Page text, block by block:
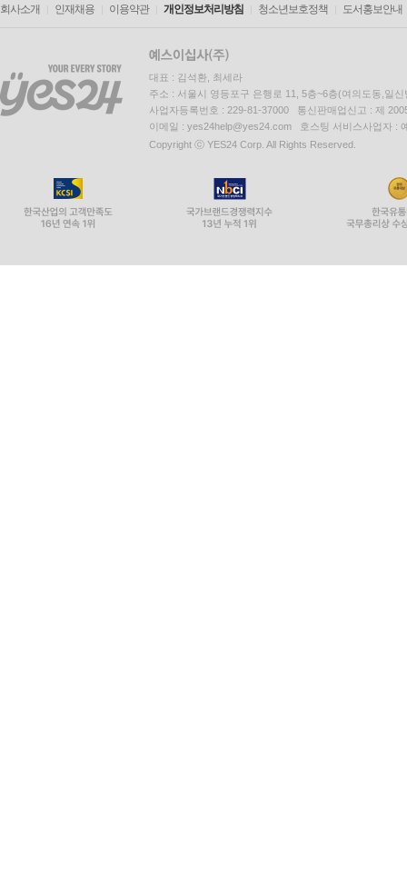
회사소개 인재채용 이용약관 개인정보처리방침 청소년보호정책 도서홍보안내
대표 : 김석환, 최세라
주소 : 서울시 영등포구 은행로 11, 5층~6층(여의도동,일신
사업자등록번호 : 229-81-37000 통신판매업신고 : 제
이메일 : yes24help@yes24.com 호스팅 서비스사업자 :
Copyright ⓒ YES24 Corp. All Rights Reserved.